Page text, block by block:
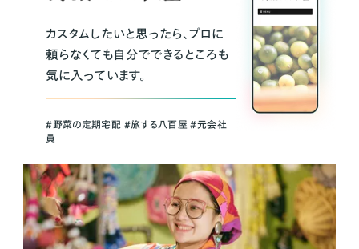
カスタムしたいと思ったら、プロに
頼らなくても自分でできるところも
気に入っています。
＃野菜の定期宅配 ＃旅する八百屋 ＃元会社
員